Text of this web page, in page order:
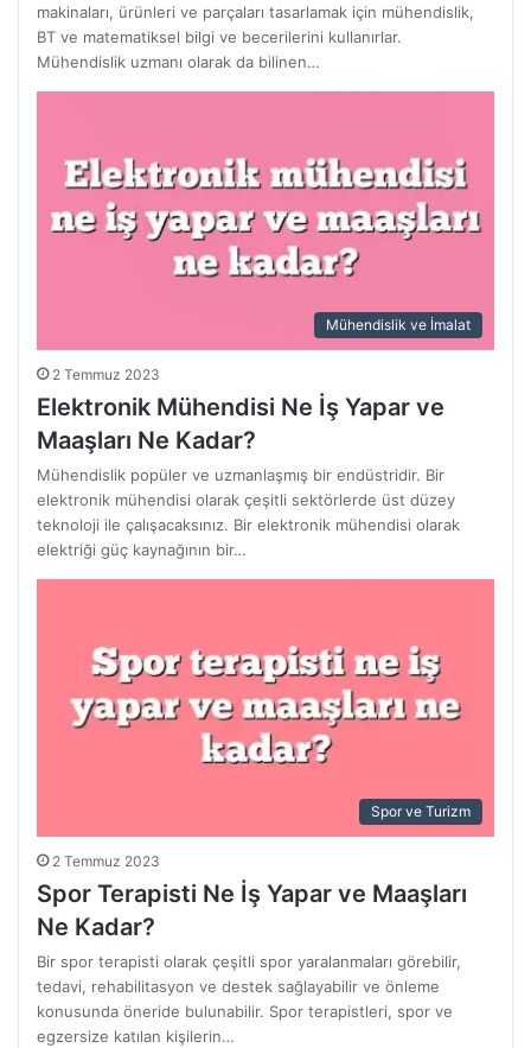
makinaları, ürünleri ve parçaları tasarlamak için mühendislik,
BT ve matematiksel bilgi ve becerilerini kullanırlar.
Mühendislik uzmanı olarak da bilinen…
Mühendislik ve İmalat
2 Temmuz 2023
Elektronik Mühendisi Ne İş Yapar ve
Maaşları Ne Kadar?
Mühendislik popüler ve uzmanlaşmış bir endüstridir. Bir
elektronik mühendisi olarak çeşitli sektörlerde üst düzey
teknoloji ile çalışacaksınız. Bir elektronik mühendisi olarak
elektriği güç kaynağının bir…
Spor ve Turizm
2 Temmuz 2023
Spor Terapisti Ne İş Yapar ve Maaşları
Ne Kadar?
Bir spor terapisti olarak çeşitli spor yaralanmaları görebilir,
tedavi, rehabilitasyon ve destek sağlayabilir ve önleme
konusunda öneride bulunabilir. Spor terapistleri, spor ve
egzersize katılan kişilerin…